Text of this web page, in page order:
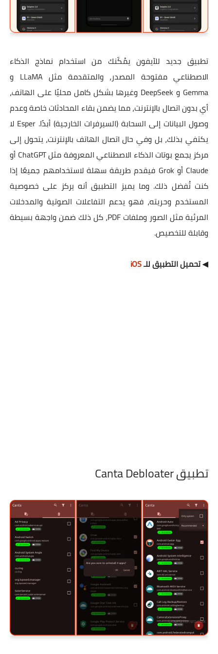
تطبيق جديد للآيفون يمُكّنك من استخدام نماذج الذكاء
الاصطناعي مفتوحة المصدر، والمتقدمة مثل LLaMA و
Gemma و DeepSeek وغيرها بشكل كامل محليًا على الهاتف،
أي بدون اتصال بالإنترنت، مما يضمن بقاء المحادثات خاصة وعدم
وصول البيانات إلى السحابة (السيرفرات الخارجية) أبدًا. Esper لا
يكتفي بذلك، بل وفي حال اتصال الهاتف بالإنترنت، يتحول إلى
مركز يجمع بوتات الذكاء الاصطناعي المعروفة مثل ChatGPT أو
Claude أو Grok فيقدم طريقة سهلة لاستخدامهم جميعًا إذا
كنت تُفضل ذلك. وما يميز التطبيق أنه يركز على خصوصية
المستخدم وحريته، فهو يدعم التفاعلات الصوتية والمدخلات
المرئية مثل الصور وملفات PDF، كل ذلك ضمن واجهة بسيطة
وقابلة للتخصيص.
◀ تحميل التطبيق للـiOS
تطبيق Canta Debloater